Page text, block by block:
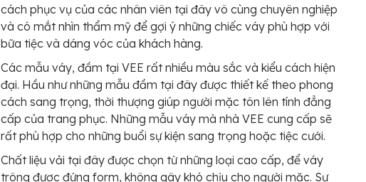
cách phục vụ của các nhân viên tại đây vô cùng chuyên nghiệp
và có mắt nhìn thẩm mỹ để gợi ý những chiếc váy phù hợp với
bữa tiệc và dáng vóc của khách hàng.
Các mẫu váy, đầm tại VEE rất nhiều màu sắc và kiểu cách hiện
đại. Hầu như những mẫu đầm tại đây được thiết kế theo phong
cách sang trọng, thời thượng giúp người mặc tôn lên tính đẳng
cấp của trang phục. Những mẫu váy mà nhà VEE cung cấp sẽ
rất phù hợp cho những buổi sự kiện sang trọng hoặc tiệc cưới.
Chất liệu vải tại đây được chọn từ những loại cao cấp, để váy
trông được đứng form, không gây khó chịu cho người mặc. Sự